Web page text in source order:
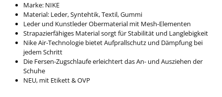
Marke: NIKE
Material: Leder, Syntehtik, Textil, Gummi
Leder und Kunstleder Obermaterial mit Mesh-Elementen
Strapazierfähiges Material sorgt für Stabilität und Langlebigkeit
Nike Air-Technologie bietet Aufprallschutz und Dämpfung bei
jedem Schritt
Die Fersen-Zugschlaufe erleichtert das An- und Ausziehen der
Schuhe
NEU, mit Etikett & OVP